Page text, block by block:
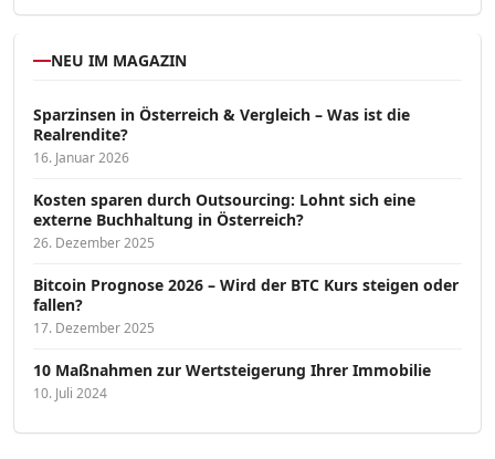
NEU IM MAGAZIN
Sparzinsen in Österreich & Vergleich – Was ist die
Realrendite?
16. Januar 2026
Kosten sparen durch Outsourcing: Lohnt sich eine
externe Buchhaltung in Österreich?
26. Dezember 2025
Bitcoin Prognose 2026 – Wird der BTC Kurs steigen oder
fallen?
17. Dezember 2025
10 Maßnahmen zur Wertsteigerung Ihrer Immobilie
10. Juli 2024